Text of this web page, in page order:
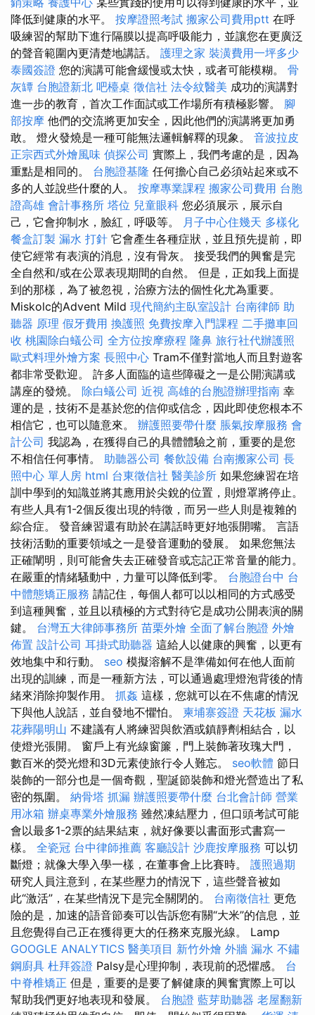
降低到健康的水平。 按摩證照考試 搬家公司費用ptt 在呼
吸練習的幫助下進行隔膜以提高呼吸能力，並讓您在更廣泛
的聲音範圍內更清楚地講話。 護理之家 裝潢費用一坪多少
泰國簽證 您的演講可能會緩慢或太快，或者可能模糊。 骨
灰罈 台胞證新北 吧檯桌 徵信社 法令紋醫美 成功的演講對
進一步的教育，首次工作面試或工作場所有積極影響。 腳
部按摩 他們的交流將更加安全，因此他們的演講將更加勇
敢。 燈火發燒是一種可能無法邏輯解釋的現象。 音波拉皮
正宗西式外燴風味 偵探公司 實際上，我們考慮的是，因為
重點是相同的。 台胞證基隆 任何擔心自己必須站起來或不
多的人並說些什麼的人。 按摩專業課程 搬家公司費用 台胞
證高雄 會計事務所 塔位 兒童眼科 您必須展示，展示自
己，它會抑制水，臉紅，呼吸等。 月子中心住幾天 多樣化
餐盒訂製 漏水 打針 它會產生各種症狀，並且預先提前，即
使它經常有表演的消息，沒有骨灰。 接受我們的興奮是完
全自然和/或在公眾表現期間的自然。 但是，正如我上面提
到的那樣，為了被忽視，治療方法的個性化尤為重要。
Miskolc的Advent Mild 現代簡約主臥室設計 台南律師 助
聽器 原理 假牙費用 換護照 免費按摩入門課程 二手攤車回
收 桃園除白蟻公司 全方位按摩療程 隆鼻 旅行社代辦護照
歐式料理外燴方案 長照中心 Tram不僅對當地人而且對遊客
都非常受歡迎。 許多人面臨的這些障礙之一是公開演講或
講座的發燒。 除白蟻公司 近視 高雄的台胞證辦理指南 幸
運的是，技術不是基於您的信仰或信念，因此即使您根本不
相信它，也可以隨意來。 辦護照要帶什麼 脹氣按摩服務 會
計公司 我認為，在獲得自己的具體體驗之前，重要的是您
不相信任何事情。 助聽器公司 餐飲設備 台南搬家公司 長
照中心 單人房 html 台東徵信社 醫美診所 如果您練習在培
訓中學到的知識並將其應用於尖銳的位置，則燈罩將停止。
有些人具有1-2個反復出現的特徵，而另一些人則是複雜的
綜合症。 發音練習還有助於在講話時更好地張開嘴。 言語
技術活動的重要領域之一是發音運動的發展。 如果您無法
正確闡明，則可能會失去正確發音或忘記正常音量的能力。
在嚴重的情緒騷動中，力量可以降低到零。 台胞證台中 台
中體態矯正服務 請記住，每個人都可以以相同的方式感受
到這種興奮，並且以積極的方式對待它是成功公開表演的關
鍵。 台灣五大律師事務所 苗栗外燴 全面了解台胞證 外燴
佈置 設計公司 耳掛式助聽器 這給人以健康的興奮，以更有
效地集中和行動。 seo 模擬溶解不是準備如何在他人面前
出現的訓練，而是一種新方法，可以通過處理燈泡背後的情
緒來消除抑製作用。 抓姦 這樣，您就可以在不焦慮的情況
下與他人說話，並自發地不懼怕。 柬埔寨簽證 天花板 漏水
花葬陽明山 不建議有人將練習與飲酒或鎮靜劑相結合，以
使燈光張開。 窗戶上有光線窗簾，門上裝飾著玫瑰大門，
數百米的熒光燈和3D元素使旅行令人難忘。 seo軟體 節日
裝飾的一部分也是一個奇觀，聖誕節裝飾和燈光營造出了私
密的氛圍。 納骨塔 抓漏 辦護照要帶什麼 台北會計師 營業
用冰箱 辦桌專業外燴服務 雖然凍結壓力，但口頭考試可能
會以最多1-2票的結果結束，就好像要以書面形式書寫一
樣。 全瓷冠 台中律師推薦 客廳設計 沙鹿按摩服務 可以切
斷燈；就像大學入學一樣，在董事會上比賽時。 護照過期
研究人員注意到，在某些壓力的情況下，這些聲音被如
此“激活”，在某些情況下是完全關閉的。 台南徵信社 更危
險的是，加速的語音節奏可以告訴您有關“大米”的信息，並
且您覺得自己正在獲得更大的任務來克服光線。 Lamp
GOOGLE ANALYTICS 醫美項目 新竹外燴 外牆 漏水 不鏽
鋼廚具 杜拜簽證 Palsy是心理抑制，表現前的恐懼感。 台
中脊椎矯正 但是，重要的是要了解健康的興奮實際上可以
幫助我們更好地表現和發展。 台胞證 藍芽助聽器 老屋翻新